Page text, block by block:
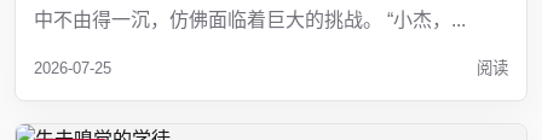
中不由得一沉，仿佛面临着巨大的挑战。 “小杰，...
2026-07-25 阅读